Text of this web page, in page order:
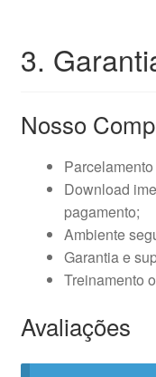
3.
Nosso
Download
pagamento;
Ambiente
Garantia e
Treinamento
Avaliações